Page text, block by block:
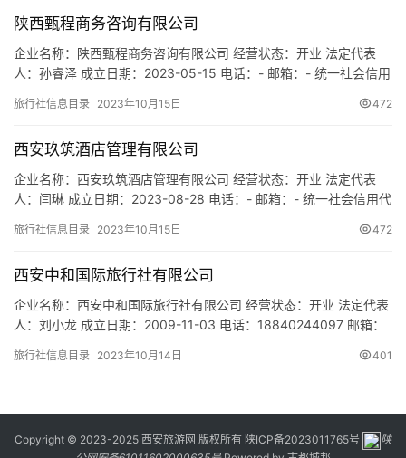
陕西甄程商务咨询有限公司
企业名称：陕西甄程商务咨询有限公司 经营状态：开业 法定代表
人：孙睿泽 成立日期：2023-05-15 电话：- 邮箱：- 统一社会信用
雁南五路8号春晓苑14号楼4单元302室 网址：- 经营范围：一般项
费出国留学中介服务；市场…
旅行社信息目录 2023年10月15日 472
西安玖筑酒店管理有限公司
企业名称：西安玖筑酒店管理有限公司 经营状态：开业 法定代表
人：闫琳 成立日期：2023-08-28 电话：- 邮箱：- 统一社会信用代
门街道化觉巷235号 网址：- 经营范围：一般项目：酒店管理；餐饮
点旅游招徕、咨询服务；商务…
旅行社信息目录 2023年10月15日 472
西安中和国际旅行社有限公司
企业名称：西安中和国际旅行社有限公司 经营状态：开业 法定代表
人：刘小龙 成立日期：2009-11-03 电话：18840244097 邮箱：
916101316938355448 注册地址：陕西省西安市沣东新城三桥街
旅行社信息目录 2023年10月14日 401
Copyright © 2023-2025 西安旅游网 版权所有 陕ICP备2023011765号
陕